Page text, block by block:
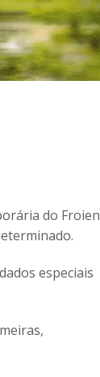
do Froien
especiais